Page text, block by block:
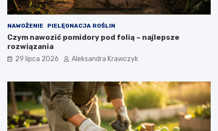
NAWOŻENIE PIELĘGNACJA ROŚLIN
Czym nawozić pomidory pod folią – najlepsze
rozwiązania
29 lipca 2026 Aleksandra Krawczyk